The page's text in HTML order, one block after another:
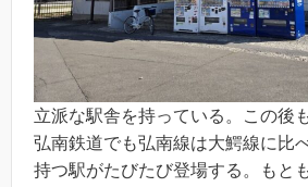
立派な駅舎を持っている。この後
弘南鉄道でも弘南線は大鰐線に比
持つ駅がたびたび登場する。もと